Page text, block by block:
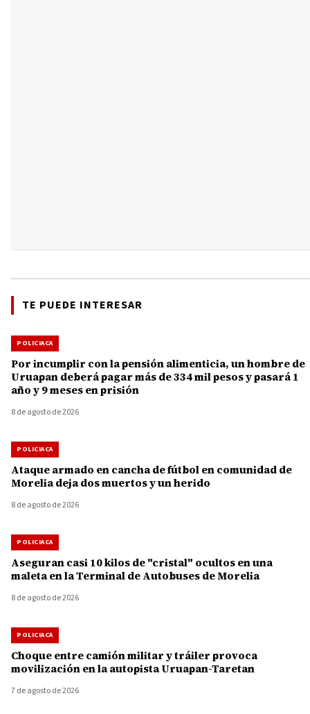
TE PUEDE INTERESAR
POLICIACA
Por incumplir con la pensión alimenticia, un hombre de
Uruapan deberá pagar más de 334 mil pesos y pasará 1
año y 9 meses en prisión
8 de agosto de 2026
POLICIACA
Ataque armado en cancha de fútbol en comunidad de
Morelia deja dos muertos y un herido
8 de agosto de 2026
POLICIACA
Aseguran casi 10 kilos de "cristal" ocultos en una
maleta en la Terminal de Autobuses de Morelia
8 de agosto de 2026
POLICIACA
Choque entre camión militar y tráiler provoca
movilización en la autopista Uruapan-Taretan
7 de agosto de 2026